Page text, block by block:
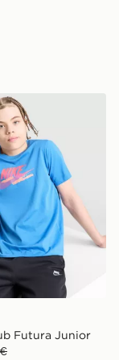
Club Futura
Futura Junior